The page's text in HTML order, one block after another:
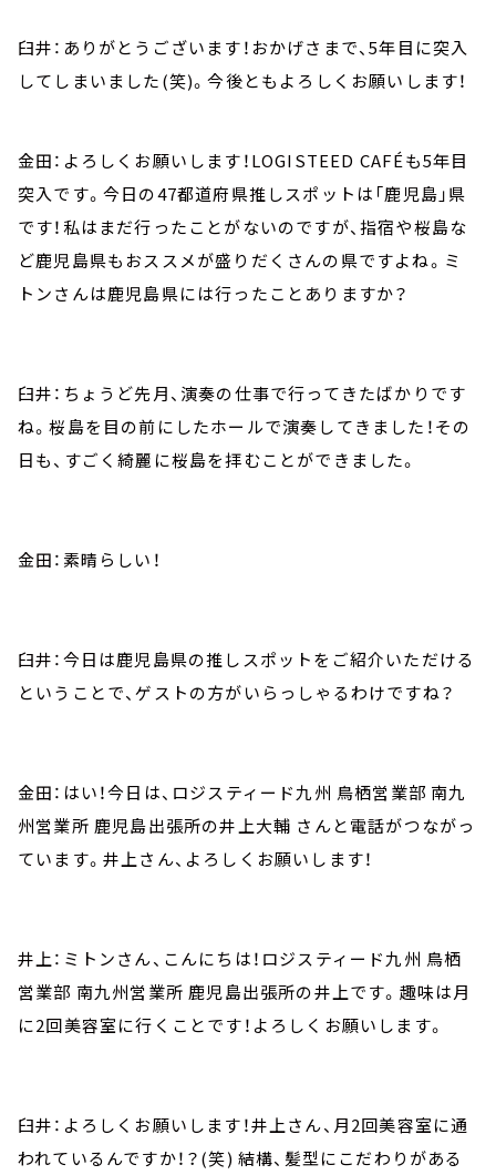
臼井：ありがとうございます！おかげさまで、5年目に突入
してしまいました(笑)。今後ともよろしくお願いします！
金田：よろしくお願いします！LOGISTEED CAFÉも5年目
突入です。今日の47都道府県推しスポットは「鹿児島」県
です！私はまだ行ったことがないのですが、指宿や桜島な
ど鹿児島県もおススメが盛りだくさんの県ですよね。ミ
トンさんは鹿児島県には行ったことありますか？
臼井：ちょうど先月、演奏の仕事で行ってきたばかりです
ね。桜島を目の前にしたホールで演奏してきました！その
日も、すごく綺麗に桜島を拝むことができました。
金田：素晴らしい！
臼井：今日は鹿児島県の推しスポットをご紹介いただける
ということで、ゲストの方がいらっしゃるわけですね？
金田：はい！今日は、ロジスティード九州 鳥栖営業部 南九
州営業所 鹿児島出張所の井上大輔 さんと電話がつながっ
ています。井上さん、よろしくお願いします！
井上：ミトンさん、こんにちは！ロジスティード九州 鳥栖
営業部 南九州営業所 鹿児島出張所の井上です。趣味は月
に2回美容室に行くことです！よろしくお願いします。
臼井：よろしくお願いします！井上さん、月2回美容室に通
われているんですか！？(笑) 結構、髪型にこだわりがある